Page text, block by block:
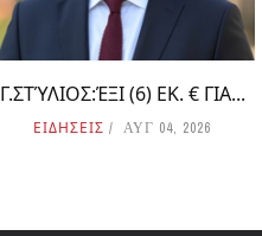
Γ.ΣΤΎΛΙΟΣ:ΈΞΙ (6) ΕΚ. € ΓΙΑ...
ΕΙΔΗΣΕΙΣ ΑΥΓ 04, 2026